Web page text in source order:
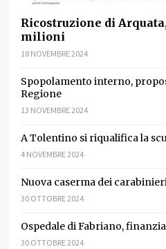
Ricostruzione di
milioni
18 NOVEMBRE 2024
Spopolamento interno,
Regione
13 NOVEMBRE 2024
A Tolentino si riqualifica la
4 NOVEMBRE 2024
Nuova caserma dei
30 OTTOBRE 2024
Ospedale di Fabriano,
30 OTTOBRE 2024